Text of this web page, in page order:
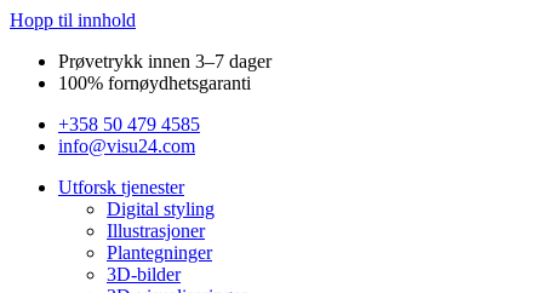
Hopp til innhold
Prøvetrykk innen 3–7 dager
100% fornøydhetsgaranti
+358 50 479 4585
info@visu24.com
Utforsk tjenester
Digital styling
Illustrasjoner
Plantegninger
3D-bilder